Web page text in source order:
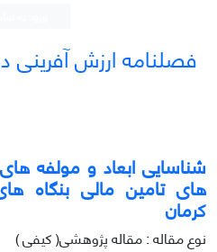
فصلنامه ارزش
شناسایی ابعاد و مولفه
های تامین مالی بنگاه
کرمان
نوع مقاله : مقاله پژوهشی( کیفی )